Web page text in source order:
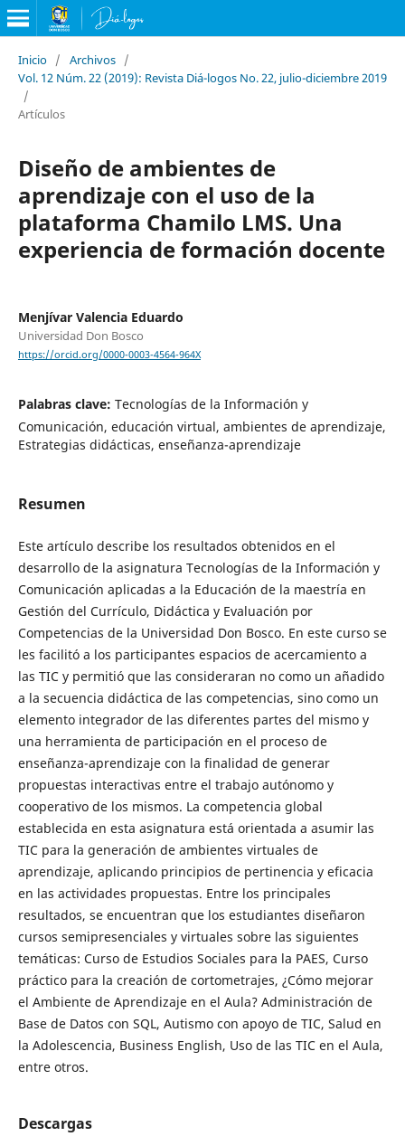
Inicio / Archivos /
Vol. 12 Núm. 22 (2019): Revista Diá-logos No. 22, julio-diciembre 2019
/
Artículos
Diseño de ambientes de
aprendizaje con el uso de la
plataforma Chamilo LMS. Una
experiencia de formación docente
Menjívar Valencia Eduardo
Universidad Don Bosco
https://orcid.org/0000-0003-4564-964X
Palabras clave: Tecnologías de la Información y
Comunicación, educación virtual, ambientes de aprendizaje,
Estrategias didácticas, enseñanza-aprendizaje
Resumen
Este artículo describe los resultados obtenidos en el
desarrollo de la asignatura Tecnologías de la Información y
Comunicación aplicadas a la Educación de la maestría en
Gestión del Currículo, Didáctica y Evaluación por
Competencias de la Universidad Don Bosco. En este curso se
les facilitó a los participantes espacios de acercamiento a
las TIC y permitió que las consideraran no como un añadido
a la secuencia didáctica de las competencias, sino como un
elemento integrador de las diferentes partes del mismo y
una herramienta de participación en el proceso de
enseñanza-aprendizaje con la finalidad de generar
propuestas interactivas entre el trabajo autónomo y
cooperativo de los mismos. La competencia global
establecida en esta asignatura está orientada a asumir las
TIC para la generación de ambientes virtuales de
aprendizaje, aplicando principios de pertinencia y eficacia
en las actividades propuestas. Entre los principales
resultados, se encuentran que los estudiantes diseñaron
cursos semipresenciales y virtuales sobre las siguientes
temáticas: Curso de Estudios Sociales para la PAES, Curso
práctico para la creación de cortometrajes, ¿Cómo mejorar
el Ambiente de Aprendizaje en el Aula? Administración de
Base de Datos con SQL, Autismo con apoyo de TIC, Salud en
la Adolescencia, Business English, Uso de las TIC en el Aula,
entre otros.
Descargas